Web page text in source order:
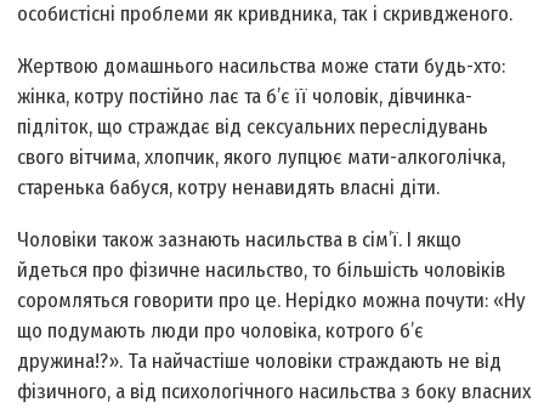
особистісні проблеми як кривдника, так і скривдженого.
Жертвою домашнього насильства може стати будь-хто:
жінка, котру постійно лає та б’є її чоловік, дівчинка-
підліток, що страждає від сексуальних переслідувань
свого вітчима, хлопчик, якого лупцює мати-алкоголічка,
старенька бабуся, котру ненавидять власні діти.
Чоловіки також зазнають насильства в сім’ї. І якщо
йдеться про фізичне насильство, то більшість чоловіків
соромляться говорити про це. Нерідко можна почути: «Ну
що подумають люди про чоловіка, котрого б’є
дружина!?». Та найчастіше чоловіки страждають не від
фізичного, а від психологічного насильства з боку власних